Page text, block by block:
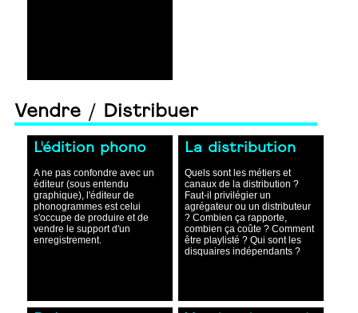
Vendre / Distribuer
L'édition phono
A ne pas confondre avec un
éditeur (sous entendu
graphique), l'éditeur de
phonogrammes est celui
s'occupe de produire et de
vendre le support d'un
enregistrement.
La distribution
Quels sont les métiers et
canaux de la distribution ?
Faut-il privilégier un
agrégateur ou un distributeur
? Combien ça rapporte,
combien ça coûte ? Comment
être playlisté ? Qui sont les
disquaires indépendants ?